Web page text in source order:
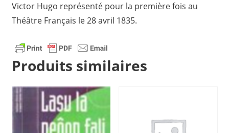
Victor Hugo représenté pour la première fois au
Théâtre Français le 28 avril 1835.
Produits similaires